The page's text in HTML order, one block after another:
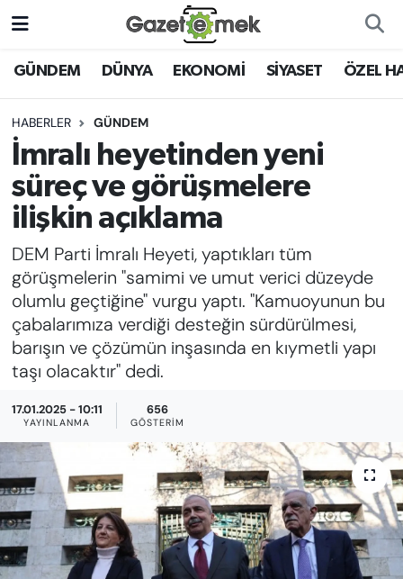
GÜNDEM DÜNYA EKONOMİ SİYASET ÖZEL
HABERLER GÜNDEM
İmralı heyetinden yeni
süreç ve görüşmelere
ilişkin açıklama
DEM Parti İmralı Heyeti, yaptıkları tüm
görüşmelerin "samimi ve umut verici düzeyde
olumlu geçtiğine" vurgu yaptı. "Kamuoyunun bu
çabalarımıza verdiği desteğin sürdürülmesi,
barışın ve çözümün inşasında en kıymetli yapı
taşı olacaktır" dedi.
17.01.2025 - 10:11
YAYINLANMA
656
GÖSTERIM
DÜNYA
EKONOMİ
EMEK HABERLERİ
YENİ MEDYADA EMEK
GAZETECİLİĞİNİ GELİŞTİRMEK
FAYDALI BİLGİLER
GÜNDEM
EĞİTİM
KADIN
SAĞLIK
SPOR
KÜLTÜR-SANAT
Nöbetçi Eczaneler
Hava Durumu
İstanbul Namaz Vakitleri
Trafik Durumu
Süper Lig Puan Durumu ve Fikstür
Tüm Manşetler
Son Dakika Haberleri